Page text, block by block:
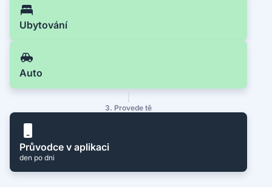
Ubytování
Auto
3. Provede tě
Průvodce v aplikaci
den po dni